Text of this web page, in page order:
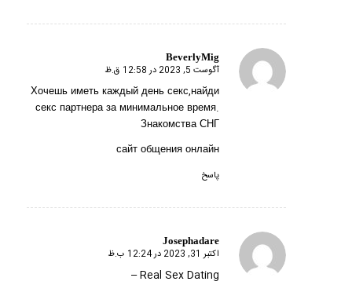
BeverlyMig
گفته:
آگوست 5, 2023 در 12:58 ق.ظ
Хочешь иметь каждый день секс,найди
секс партнера за минимальное время.
Знакомства СНГ
сайт общения онлайн
پاسخ
Josephadare
گفته:اکتبر 31, 2023 در 12:24 ب.ظ
Real Sex Dating –